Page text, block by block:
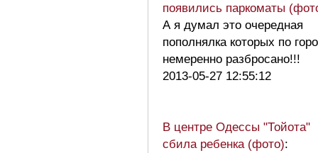
появились паркоматы
А я думал это очередная
пополнялка которых по
немеренно разбросано!!!
2013-05-27 12:55:12
В центре Одессы "Тойота"
сбила ребенка (фото):